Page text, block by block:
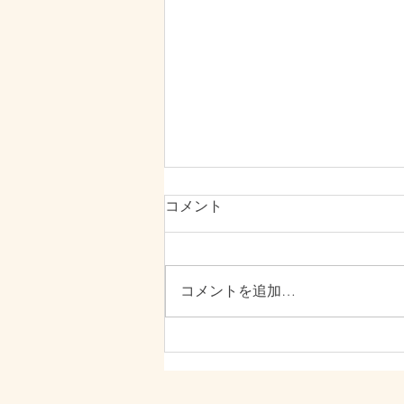
那須グランピングサロン
しました！ 今回【那須グランピ
ングサロン プレレフア】という
コメント
コメントを追加…